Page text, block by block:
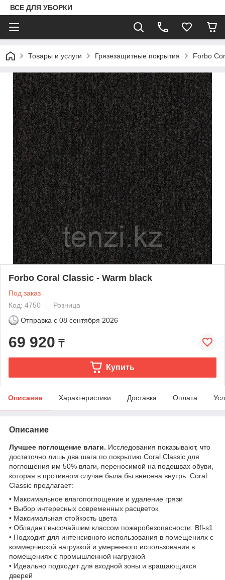
ВСЕ ДЛЯ УБОРКИ
Товары и услуги Грязезащитные покрытия Forbo
Forbo Coral Classic - Warm black
Под заказ
Код: 4750
Розница
Отправка с 08 сентября 2026
69 920 ₸
Купить
Описание Характеристики Доставка Оплата
Описание
Лучшее поглощение влаги. Исследования показывают, что
достаточно лишь два шага по покрытию Coral Classic для
поглощения им 50% влаги, переносимой на подошвах обуви,
которая в противном случае была бы внесена внутрь. Coral
Classic предлагает:
• Максимальное влагопоглощение и удаление грязи
• Выбор интересных современных расцветок
• Максимальная стойкость цвета
• Обладает высочайшим классом пожаробезопасности: Bfl-s1
• Подходит для интенсивного использования в помещениях с
коммерческой нагрузкой и умеренного использования в
помещениях с промышленной нагрузкой
• Идеально подходит для входной зоны и вращающихся
дверей